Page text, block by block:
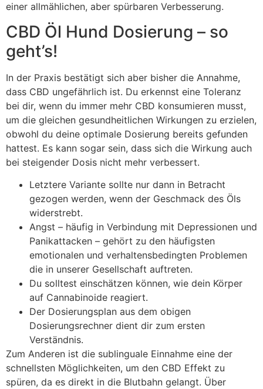
einer allmählichen, aber spürbaren Verbesserung.
CBD Öl Hund Dosierung – so
geht’s!
In der Praxis bestätigt sich aber bisher die Annahme,
dass CBD ungefährlich ist. Du erkennst eine Toleranz
bei dir, wenn du immer mehr CBD konsumieren musst,
um die gleichen gesundheitlichen Wirkungen zu erzielen,
obwohl du deine optimale Dosierung bereits gefunden
hattest. Es kann sogar sein, dass sich die Wirkung auch
bei steigender Dosis nicht mehr verbessert.
Letztere Variante sollte nur dann in Betracht
gezogen werden, wenn der Geschmack des Öls
widerstrebt.
Angst – häufig in Verbindung mit Depressionen und
Panikattacken – gehört zu den häufigsten
emotionalen und verhaltensbedingten Problemen
die in unserer Gesellschaft auftreten.
Du solltest einschätzen können, wie dein Körper
auf Cannabinoide reagiert.
Der Dosierungsplan aus dem obigen
Dosierungsrechner dient dir zum ersten
Verständnis.
Zum Anderen ist die sublinguale Einnahme eine der
schnellsten Möglichkeiten, um den CBD Effekt zu
spüren, da es direkt in die Blutbahn gelangt. Über